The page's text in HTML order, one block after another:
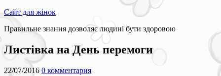
Сайт для жінок
Правильне знання дозволяє людині бути здоровою
Листівка на День перемоги
22/07/2016 0 комментария